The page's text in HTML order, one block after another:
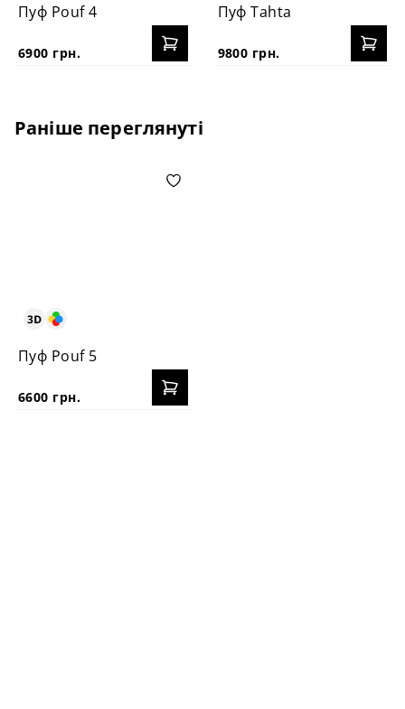
Пуф Pouf 4
6900 грн.
Пуф Tahta
9800 грн.
Раніше переглянуті
Пуф Pouf 5
6600 грн.